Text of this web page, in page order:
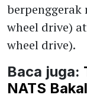
berpenggerak
wheel drive)
wheel drive).
Baca juga:
NATS